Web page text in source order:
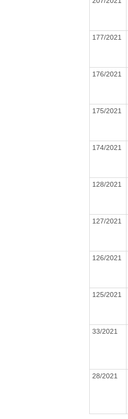
177/2021
176/2021
175/2021
174/2021
128/2021
127/2021
126/2021
125/2021
33/2021
28/2021